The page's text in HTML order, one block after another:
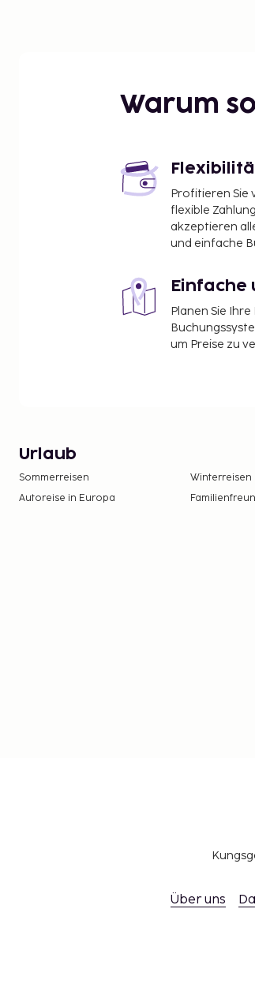
Warum
Profitieren Sie
flexible
akzeptieren
und einfache
Einfache
Planen Sie
um Preise zu
Urlaub
Sommerreisen Winterreisen
Autoreise in Europa
Über uns